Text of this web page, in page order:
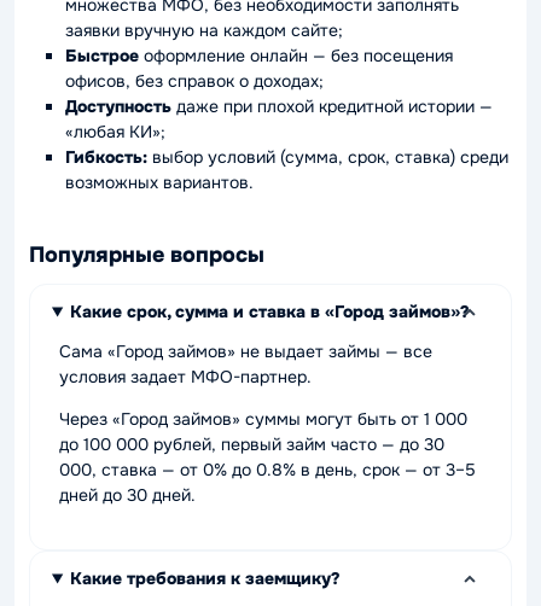
множества МФО, без необходимости заполнять
заявки вручную на каждом сайте;
Быстрое оформление онлайн — без посещения
офисов, без справок о доходах;
Доступность даже при плохой кредитной истории —
«любая КИ»;
Гибкость: выбор условий (сумма, срок, ставка) среди
возможных вариантов.
Популярные вопросы
Какие срок, сумма и ставка в «Город займов»?
Сама «Город займов» не выдает займы — все
условия задает МФО-партнер.
Через «Город займов» суммы могут быть от 1 000
до 100 000 рублей, первый займ часто — до 30
000, ставка — от 0% до 0.8% в день, срок — от 3–5
дней до 30 дней.
Какие требования к заемщику?